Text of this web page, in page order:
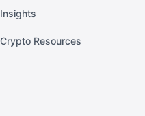
Insights
Crypto Resources